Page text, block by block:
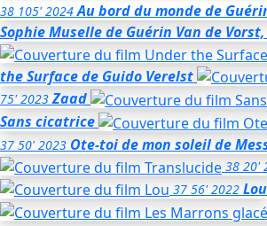
38 105' 2024 Au bord du monde de
Sophie Musellede Guérin Van de
the Surfacede Guido Verelst
75' 2023 Zaad
Sans cicatrice
37 50' 2023 Ote-toi de mon soleilde
38 20'
37 56' 2022 Lou